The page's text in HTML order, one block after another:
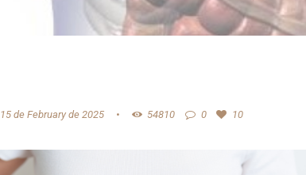
15 de February de 2025 54810 0 10